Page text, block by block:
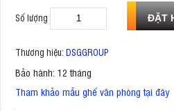
Số lượng
Thương hiệu: DSGGROUP
Bảo hành: 12 tháng
Tham khảo mẫu ghế văn phòng tại đây